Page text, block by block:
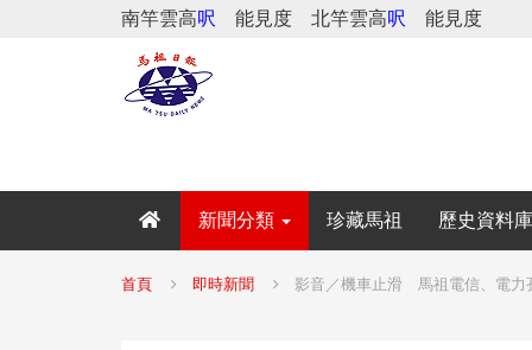
南竿雲高呎 能見度 北竿雲高呎 能見度
新聞分類 珍藏馬祖 歷史資料庫
首頁 即時新聞 影音／機車止滑 馬祖電信、電力